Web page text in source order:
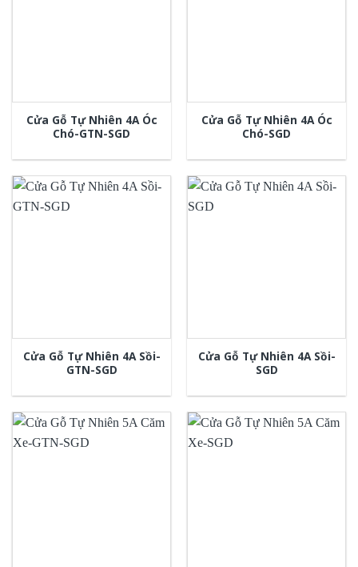
Cửa Gỗ Tự Nhiên 4A Óc
Chó-GTN-SGD
Cửa Gỗ Tự Nhiên 4A Óc
Chó-SGD
Cửa Gỗ Tự Nhiên 4A Sồi-
GTN-SGD
Cửa Gỗ Tự Nhiên 4A Sồi-
SGD